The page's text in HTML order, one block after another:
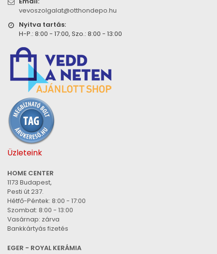
vevoszolgalat@otthondepo.hu
Nyitva tartás:
H-P.: 8:00 - 17:00, Szo.: 8:00 - 13:00
Üzleteink
HOME CENTER
1173 Budapest,
Pesti út 237.
Hétfő-Péntek: 8:00 - 17:00
Szombat: 8:00 - 13:00
Vasárnap: zárva
Bankkártyás fizetés
EGER - ROYAL KERÁMIA